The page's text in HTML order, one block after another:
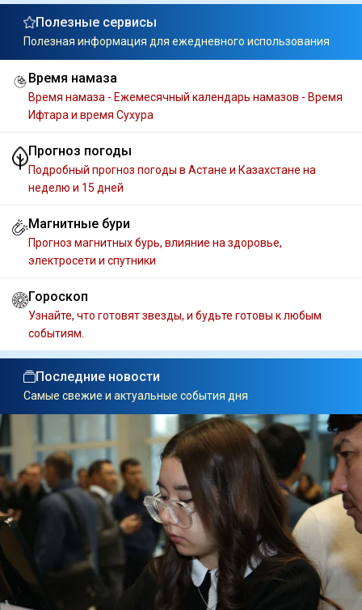
Полезные сервисы
Полезная информация для ежедневного использования
Время намаза
Время намаза - Ежемесячный календарь намазов - Время
Ифтара и время Сухура
Прогноз погоды
Подробный прогноз погоды в Астане и Казахстане на
неделю и 15 дней
Магнитные бури
Прогноз магнитных бурь, влияние на здоровье,
электросети и спутники
Гороскоп
Узнайте, что готовят звезды, и будьте готовы к любым
событиям.
Последние новости
Самые свежие и актуальные события дня